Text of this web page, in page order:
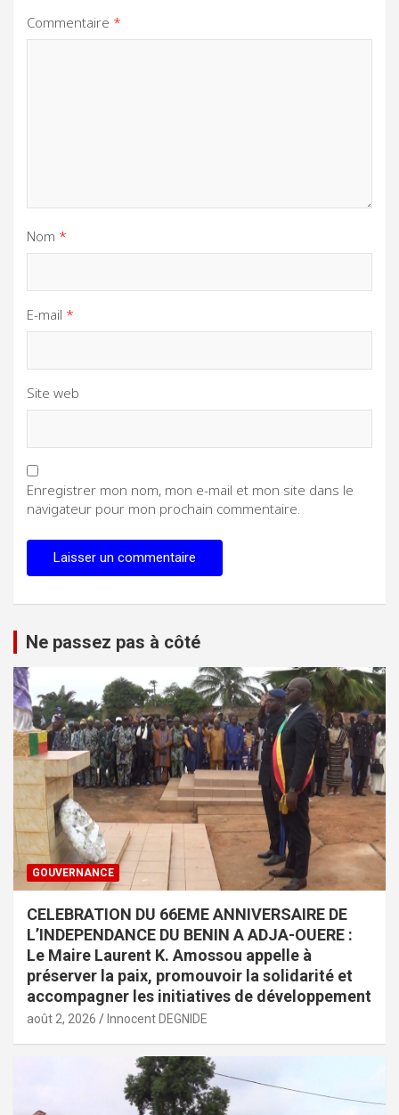
Commentaire *
Nom *
E-mail *
Site web
Enregistrer mon nom, mon e-mail et mon site dans le
navigateur pour mon prochain commentaire.
Ne passez pas à côté
GOUVERNANCE
CELEBRATION DU 66EME ANNIVERSAIRE DE
L’INDEPENDANCE DU BENIN A ADJA-OUERE :
Le Maire Laurent K. Amossou appelle à
préserver la paix, promouvoir la solidarité et
accompagner les initiatives de développement
août 2, 2026 Innocent DEGNIDE